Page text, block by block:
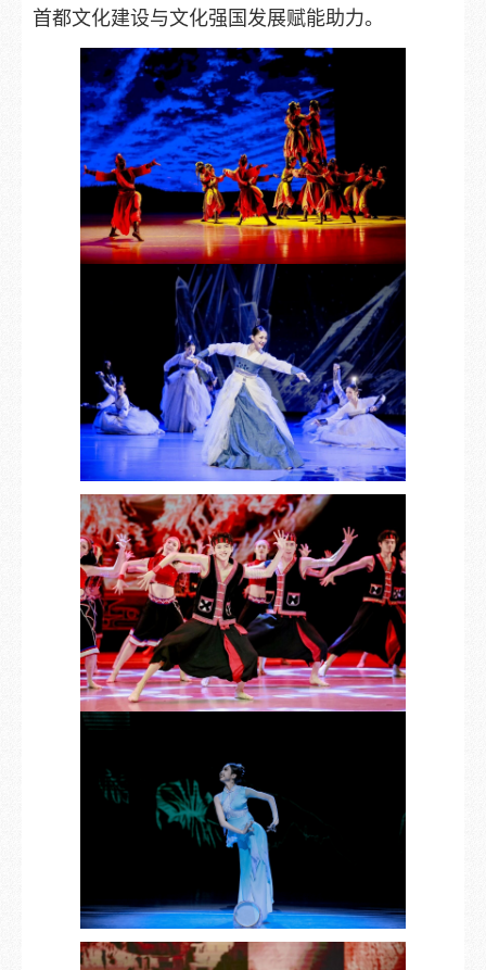
首都文化建设与文化强国发展赋能助力。